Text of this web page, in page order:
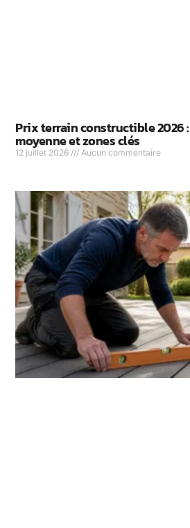
Prix terrain constructible 2026
moyenne et zones clés
12 juillet 2026 Aucun commentaire